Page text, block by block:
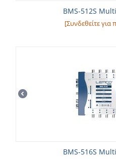
BMS-512S
[Συνδεθείτε
BMS-516S